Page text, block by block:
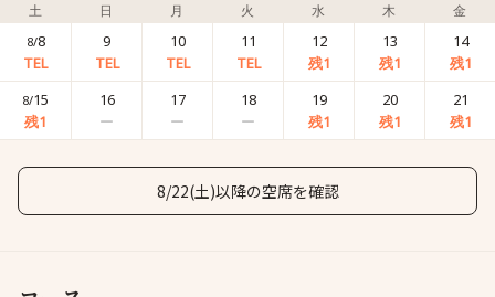
土 日 月 火 水 木 金
8/8 9 10 11 12 13 14
8/15 16 17 18 19 20 21
8/22(土)以降の空席を確認